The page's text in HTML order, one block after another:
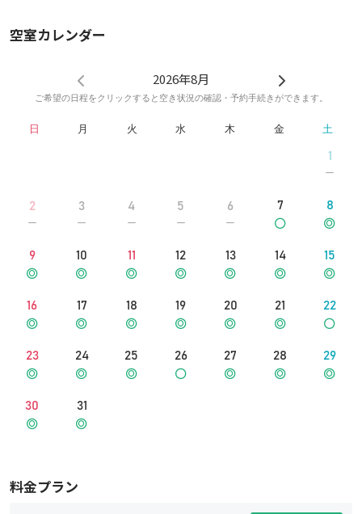
空室カレンダー
2026年8月
ご希望の日程をクリックすると空き状況の確認・予約手続きができます。
日 月 火 水 木 金 土
1
2 3 4 5 6 7 8
9 10 11 12 13 14 15
16 17 18 19 20 21 22
23 24 25 26 27 28 29
30 31
料金プラン